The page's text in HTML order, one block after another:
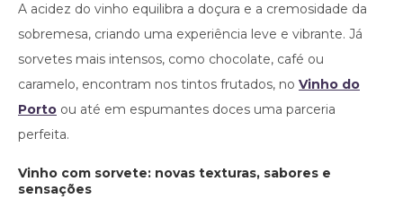
A acidez do vinho equilibra a doçura e a cremosidade da
sobremesa, criando uma experiência leve e vibrante. Já
sorvetes mais intensos, como chocolate, café ou
caramelo, encontram nos tintos frutados, no Vinho do
Porto ou até em espumantes doces uma parceria
perfeita.
Vinho com sorvete: novas texturas, sabores e
sensações